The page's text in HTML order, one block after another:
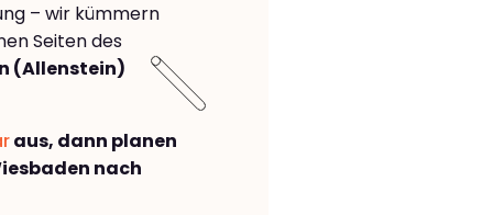
– wir kümmern
Seiten des
(Allenstein)
aus, dann planen
nach